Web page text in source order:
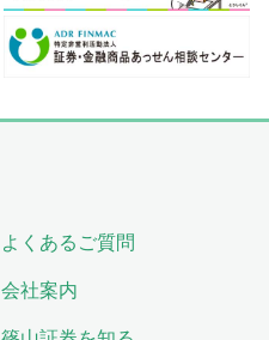
よくあるご質問
会社案内